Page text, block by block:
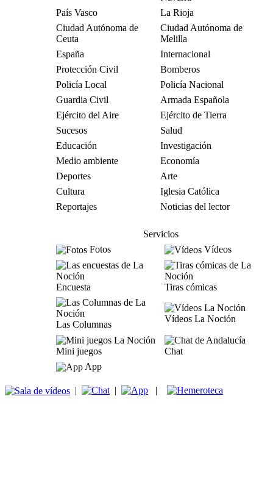
País Vasco
La Rioja
Ciudad Autónoma de
Ceuta
Ciudad Autónoma de
Melilla
España
Internacional
Protección Civil
Bomberos
Policía Local
Policía Nacional
Guardia Civil
Armada Española
Ejército del Aire
Ejército de Tierra
Sucesos
Salud
Educación
Investigación
Medio ambiente
Economía
Deportes
Arte
Cultura
Iglesia Católica
Reportajes
Noticias del lector
Servicios
Fotos
Vídeos
Encuesta Tiras cómicas
Las Columnas
Vídeos La Noción
Mini juegos
Chat
App
| | |